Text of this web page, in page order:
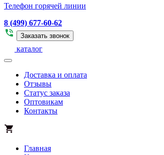
Телефон горячей линии
8 (499) 677-60-62
Заказать звонок
каталог
Доставка и оплата
Отзывы
Статус заказа
Оптовикам
Контакты
Главная